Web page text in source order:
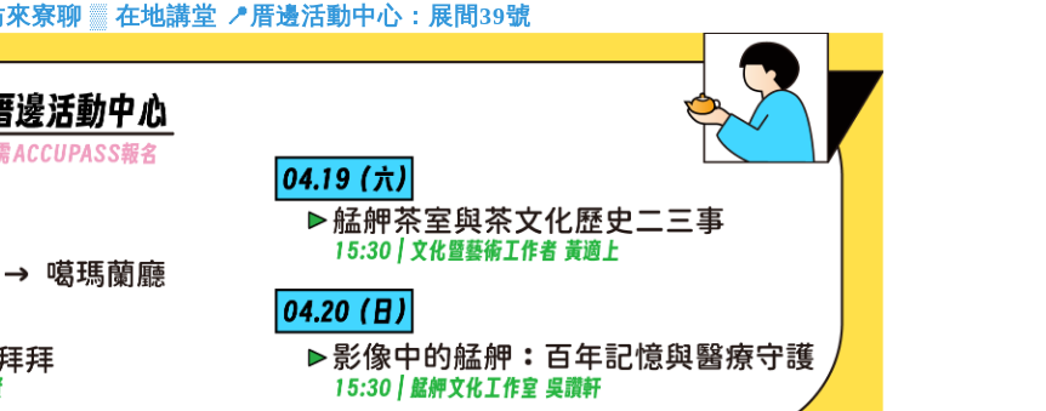
寮聊 ▒ 在地講堂 📍厝邊活動中心：展間39號